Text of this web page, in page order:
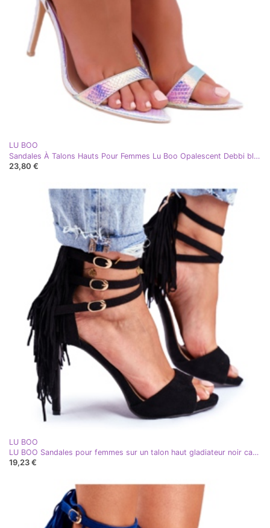
LU BOO
Sandales À Talons Hauts Pour Femmes Lu Boo Opalescent Debbi blanc rose argent
23,80 €
LU BOO
LU BOO Sandales pour femmes sur un talon haut gladiateur noir carnaval
19,23 €